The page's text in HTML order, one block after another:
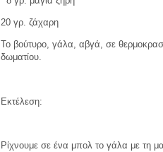
20 γρ. ζάχαρη
Το βούτυρο, γάλα, αβγά, σε
δωματίου.
Εκτέλεση:
Ρίχνουμε σε ένα μπολ το γάλα με τη